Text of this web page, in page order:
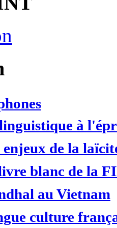
à
de la
blanc de la
au Vietnam
culture